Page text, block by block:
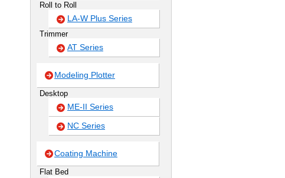
Roll to Roll
LA-W Plus Series
Trimmer
AT Series
Modeling Plotter
Desktop
ME-II Series
NC Series
Coating Machine
Flat Bed